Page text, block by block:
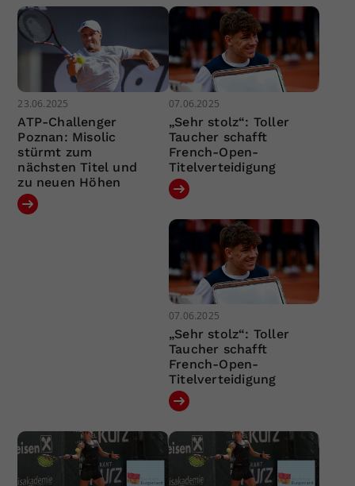
23.06.2025
ATP-Challenger
Poznan: Misolic
stürmt zum
nächsten Titel und
zu neuen Höhen
07.06.2025
„Sehr stolz“: Toller
Taucher schafft
French-Open-
Titelverteidigung
07.06.2025
„Sehr stolz“: Toller
Taucher schafft
French-Open-
Titelverteidigung